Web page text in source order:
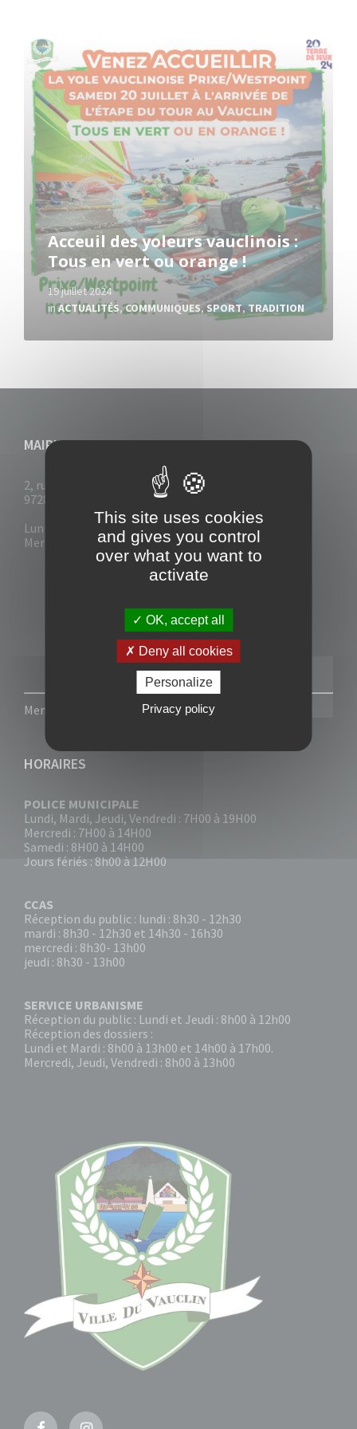
Acceuil des yoleurs vauclinois :
Tous en vert ou orange !
19 juillet 2024
inACTUALITÉS,COMMUNIQUES,SPORT,TRADITION
Read
More
MAIRIE DU VAUCLIN
2, rue Collignon
97280 Le Vauclin
Lun - Mar : 7h30- 13h & 14h-17h
Mer-Jeu-Vend : 7h30 - 13h30
Mentions légales Politique de confidentialité
HORAIRES
POLICE MUNICIPALE
Lundi, Mardi, Jeudi, Vendredi : 7H00 à 19H00
Mercredi : 7H00 à 14H00
Samedi : 8H00 à 14H00
Jours fériés : 8h00 à 12H00
CCAS
Réception du public : lundi : 8h30 - 12h30
mardi : 8h30 - 12h30 et 14h30 - 16h30
mercredi : 8h30- 13h00
jeudi : 8h30 - 13h00
SERVICE URBANISME
Réception du public : Lundi et Jeudi : 8h00 à 12h00
Réception des dossiers :
Lundi et Mardi : 8h00 à 13h00 et 14h00 à 17h00.
Mercredi, Jeudi, Vendredi : 8h00 à 13h00
This site uses cookies
and gives you control
over what you want to
activate
OK, accept all
Deny all cookies
Personalize
Privacy policy